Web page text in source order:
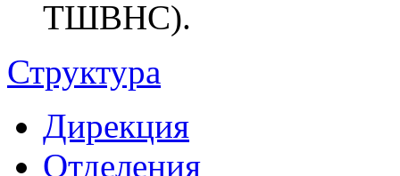
ТШВНС).
Структура
Дирекция
Отделения